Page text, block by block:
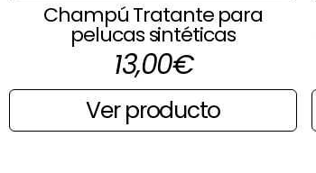
Champú Tratante para
pelucas sintéticas
13,00€
Ver producto